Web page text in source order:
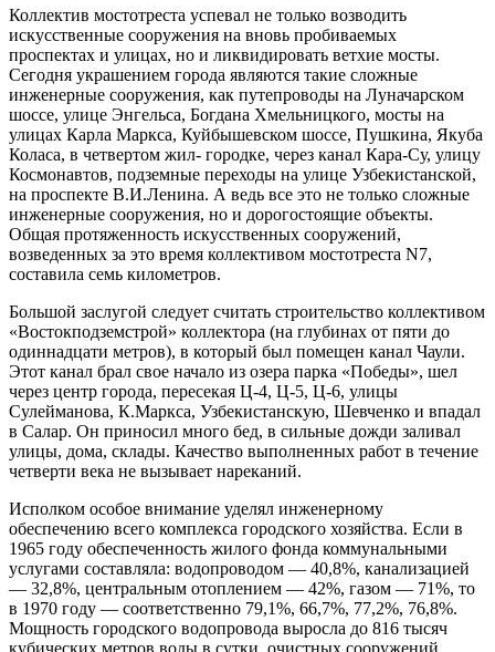
Коллектив мостотреста успевал не только возво­дить
искусственные сооружения на вновь пробивае­мых
проспектах и улицах, но и ликвидировать ветхие мосты.
Сегодня украшением города являются такие сложные
инженерные сооружения, как путепроводы на Луначарском
шоссе, улице Энгельса, Богдана Хмель­ницкого, мосты на
улицах Карла Маркса, Куйбышевс­ком шоссе, Пушкина, Якуба
Коласа, в четвертом жил- городке, через канал Кара-Су, улицу
Космонавтов, под­земные переходы на улице Узбекистанской,
на про­спекте В.И.Ленина. А ведь все это не только сложные
инженерные сооружения, но и дорогостоящие объек­ты.
Общая протяженность искусственных сооружений,
возведенных за это время коллективом мостотреста N7,
составила семь километров.
Большой заслугой следует считать строительство кол­лективом
«Востокподземстрой» коллектора (на глуби­нах от пяти до
одиннадцати метров), в который был помещен канал Чаули.
Этот канал брал свое начало из озера парка «Победы», шел
через центр города, пере­секая Ц-4, Ц-5, Ц-6, улицы
Сулейманова, К.Маркса, Узбекистанскую, Шевченко и впадал
в Салар. Он при­носил много бед, в сильные дожди заливал
улицы, дома, склады. Качество выполненных работ в течение
четверти века не вызывает нареканий.
Исполком особое внимание уделял инженерному
обеспечению всего комплекса городского хозяйства. Если в
1965 году обеспеченность жилого фонда комму­нальными
услугами составляла: водопроводом — 40,8%, канализацией
— 32,8%, центральным отоплением — 42%, газом — 71%, то
в 1970 году — соответственно 79,1%, 66,7%, 77,2%, 76,8%.
Мощность городского водопровода выросла до 816 тысяч
кубических метров воды в сут­ки, очистных сооружений,